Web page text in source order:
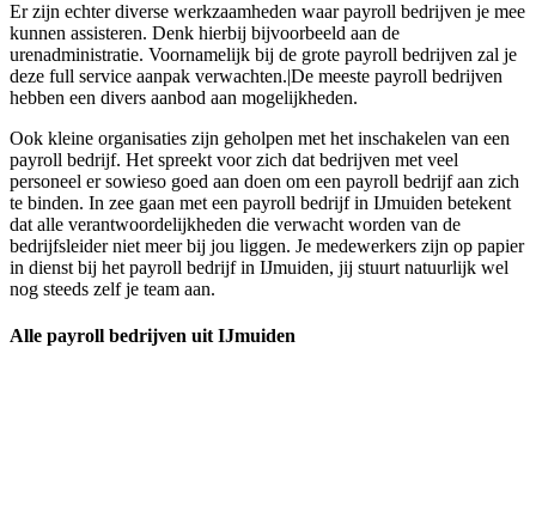
Er zijn echter diverse werkzaamheden waar payroll bedrijven je mee
kunnen assisteren. Denk hierbij bijvoorbeeld aan de
urenadministratie. Voornamelijk bij de grote payroll bedrijven zal je
deze full service aanpak verwachten.|De meeste payroll bedrijven
hebben een divers aanbod aan mogelijkheden.
Ook kleine organisaties zijn geholpen met het inschakelen van een
payroll bedrijf. Het spreekt voor zich dat bedrijven met veel
personeel er sowieso goed aan doen om een payroll bedrijf aan zich
te binden. In zee gaan met een payroll bedrijf in IJmuiden betekent
dat alle verantwoordelijkheden die verwacht worden van de
bedrijfsleider niet meer bij jou liggen. Je medewerkers zijn op papier
in dienst bij het payroll bedrijf in IJmuiden, jij stuurt natuurlijk wel
nog steeds zelf je team aan.
Alle payroll bedrijven uit IJmuiden